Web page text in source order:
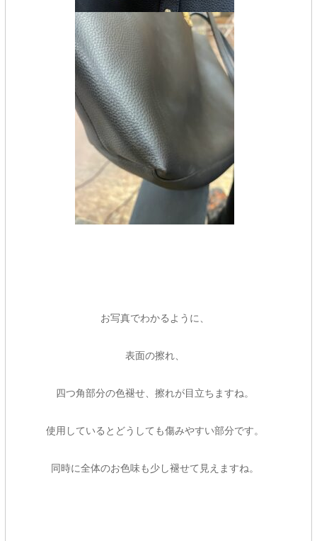
お写真でわかるように、
表面の擦れ、
四つ角部分の色褪せ、擦れが目立ちますね。
使用しているとどうしても傷みやすい部分です。
同時に全体のお色味も少し褪せて見えますね。